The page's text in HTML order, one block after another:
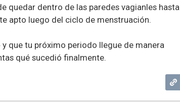
quedar dentro de las paredes vagianles hasta
apto luego del ciclo de menstruación.
que tu próximo periodo llegue de manera
qué sucedió finalmente.